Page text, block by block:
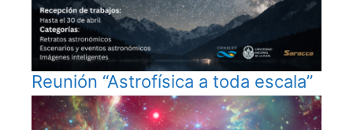
Reunión “Astrofísica a toda escala”